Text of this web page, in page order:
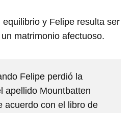
y Felipe resulta ser
matrimonio afectuoso.
Felipe perdió la
apellido Mountbatten
acuerdo con el libro de